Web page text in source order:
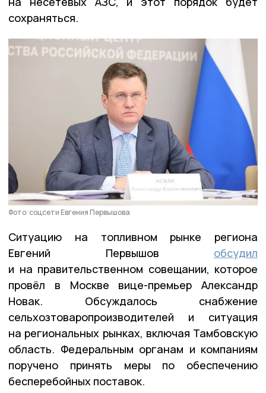
сохраняться.
Фото: соцсети Евгения Первышова
Ситуацию на топливном рынке региона
Евгений Первышов обсудил
и на правительственном совещании, которое
провёл в Москве вице-премьер Александр
Новак. Обсуждалось снабжение
сельхозтоваропроизводителей и ситуация
на региональных рынках, включая Тамбовскую
область. Федеральным органам и компаниям
поручено принять меры по обеспечению
бесперебойных поставок.